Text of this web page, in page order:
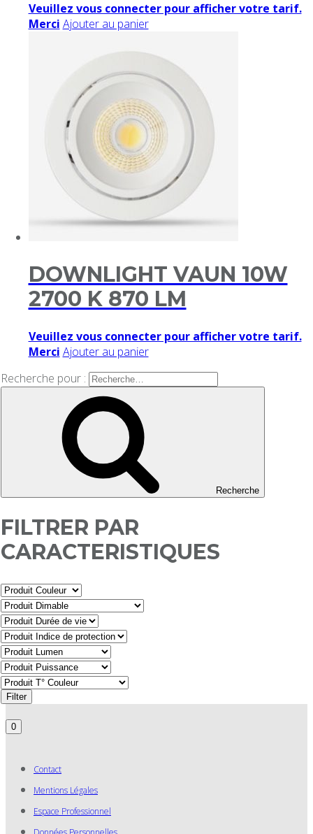
Veuillez vous connecter pour afficher votre tarif.
Merci Ajouter au panier
DOWNLIGHT VAUN 10W
2700 K 870 LM
Veuillez vous connecter pour afficher votre tarif.
Merci Ajouter au panier
Recherche pour :
Recherche
FILTRER PAR
CARACTERISTIQUES
Filter
0
Contact
Mentions Légales
Espace Professionnel